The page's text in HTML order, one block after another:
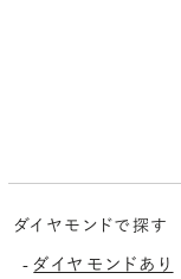
ダイヤモンドで探す
-ダイヤモンドあり